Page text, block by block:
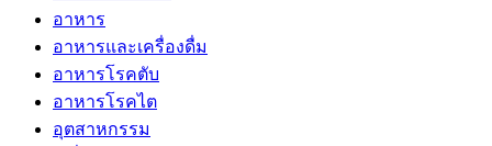
อาหาร
อาหารและเครื่องดื่ม
อาหารโรคตับ
อาหารโรคไต
อุตสาหกรรม